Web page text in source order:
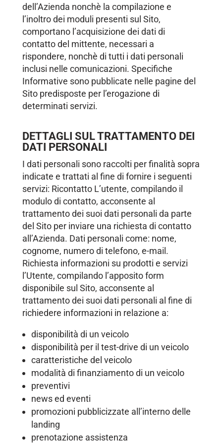
dell’Azienda nonchè la compilazione e
l’inoltro dei moduli presenti sul Sito,
comportano l’acquisizione dei dati di
contatto del mittente, necessari a
rispondere, nonchè di tutti i dati personali
inclusi nelle comunicazioni. Specifiche
Informative sono pubblicate nelle pagine del
Sito predisposte per l’erogazione di
determinati servizi.
DETTAGLI SUL TRATTAMENTO DEI
DATI PERSONALI
I dati personali sono raccolti per finalità sopra
indicate e trattati al fine di fornire i seguenti
servizi: Ricontatto L’utente, compilando il
modulo di contatto, acconsente al
trattamento dei suoi dati personali da parte
del Sito per inviare una richiesta di contatto
all’Azienda. Dati personali come: nome,
cognome, numero di telefono, e-mail.
Richiesta informazioni su prodotti e servizi
l’Utente, compilando l’apposito form
disponibile sul Sito, acconsente al
trattamento dei suoi dati personali al fine di
richiedere informazioni in relazione a:
disponibilità di un veicolo
disponibilità per il test-drive di un veicolo
caratteristiche del veicolo
modalità di finanziamento di un veicolo
preventivi
news ed eventi
promozioni pubblicizzate all’interno delle
landing
prenotazione assistenza